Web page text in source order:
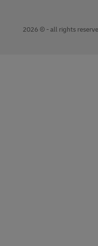
2026 © - all rights